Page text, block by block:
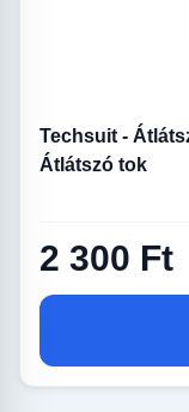
Techsuit -
Átlátszó tok
2 300 Ft